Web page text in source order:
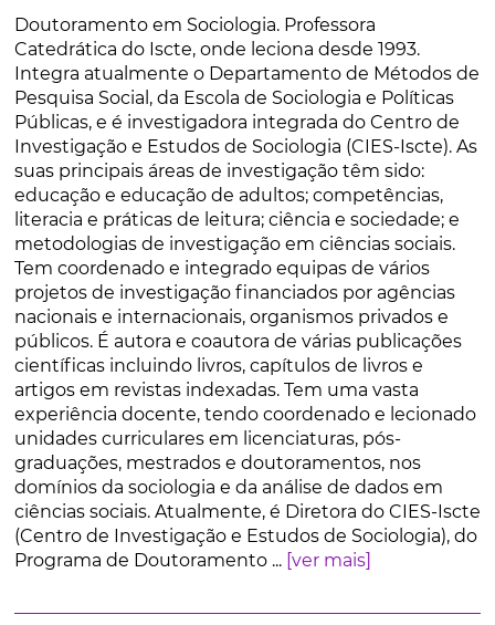
Doutoramento em Sociologia. Professora
Catedrática do Iscte, onde leciona desde 1993.
Integra atualmente o Departamento de Métodos de
Pesquisa Social, da Escola de Sociologia e Políticas
Públicas, e é investigadora integrada do Centro de
Investigação e Estudos de Sociologia (CIES-Iscte). As
suas principais áreas de investigação têm sido:
educação e educação de adultos; competências,
literacia e práticas de leitura; ciência e sociedade; e
metodologias de investigação em ciências sociais.
Tem coordenado e integrado equipas de vários
projetos de investigação financiados por agências
nacionais e internacionais, organismos privados e
públicos. É autora e coautora de várias publicações
científicas incluindo livros, capítulos de livros e
artigos em revistas indexadas. Tem uma vasta
experiência docente, tendo coordenado e lecionado
unidades curriculares em licenciaturas, pós-
graduações, mestrados e doutoramentos, nos
domínios da sociologia e da análise de dados em
ciências sociais. Atualmente, é Diretora do CIES-Iscte
(Centro de Investigação e Estudos de Sociologia), do
Programa de Doutoramento ... [ver mais]